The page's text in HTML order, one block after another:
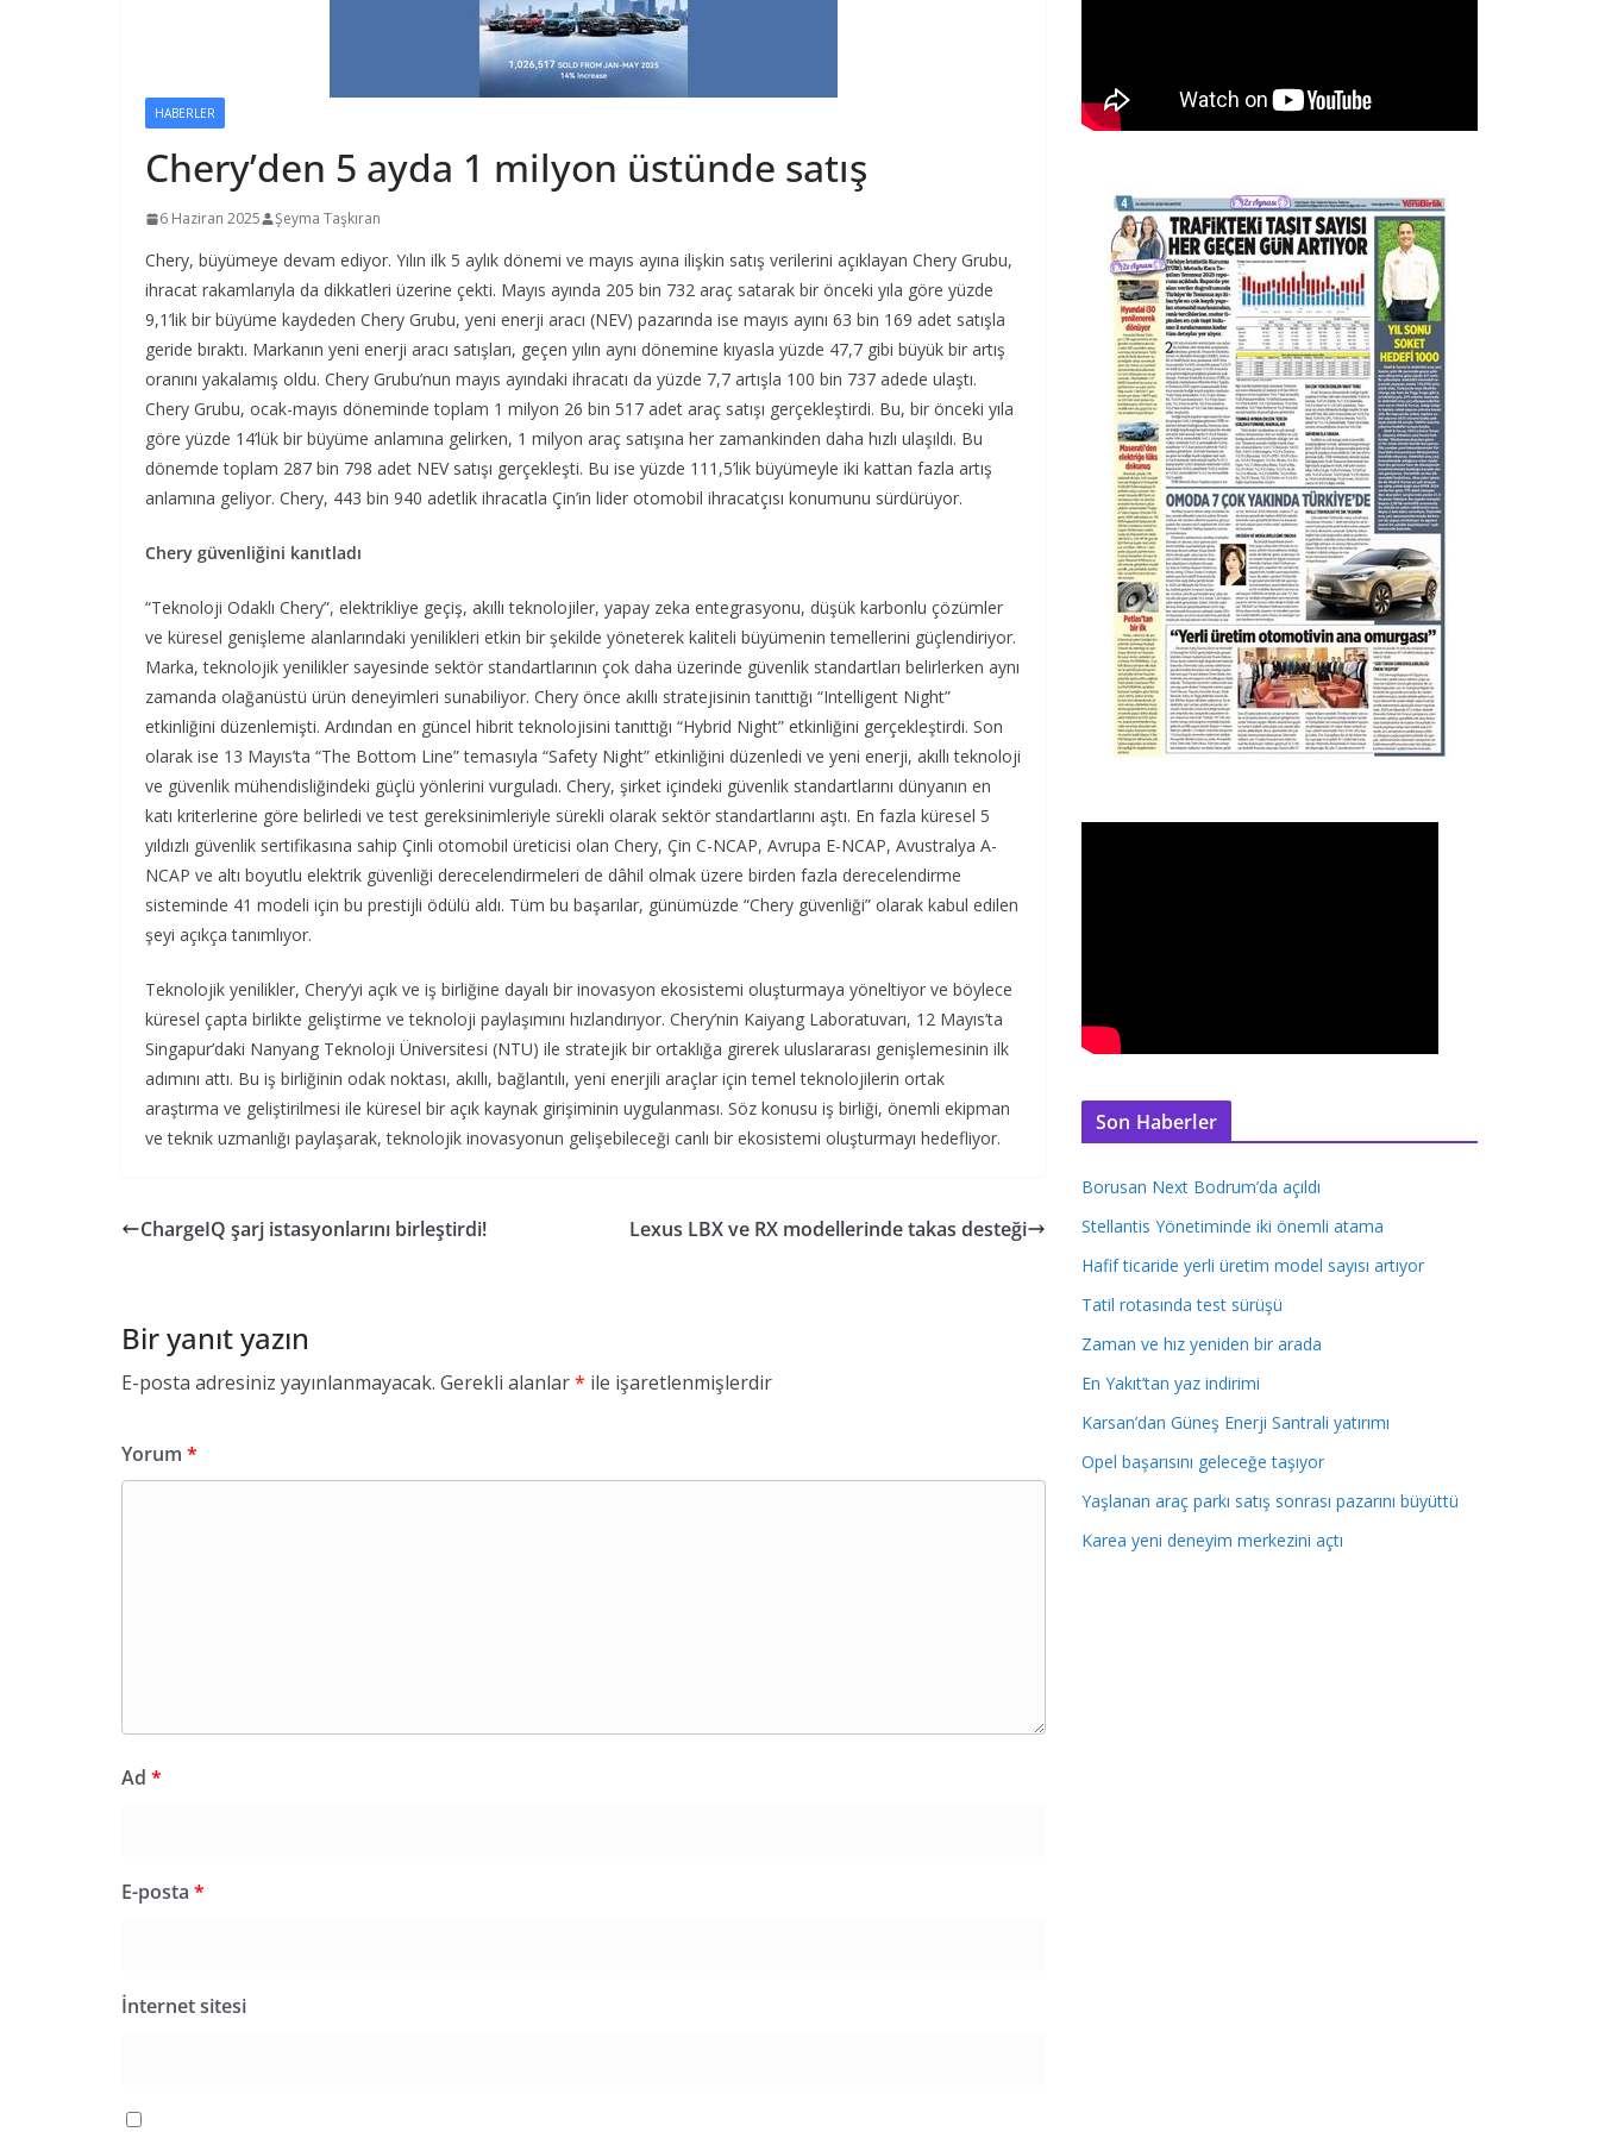
HABERLER
Chery’den 5 ayda 1 milyon üstünde satış
6 Haziran 2025 Şeyma Taşkıran
Chery, büyümeye devam ediyor. Yılın ilk 5 aylık dönemi ve mayıs ayına ilişkin satış verilerini açıklayan Chery Grubu,
ihracat rakamlarıyla da dikkatleri üzerine çekti. Mayıs ayında 205 bin 732 araç satarak bir önceki yıla göre yüzde
9,1’lik bir büyüme kaydeden Chery Grubu, yeni enerji aracı (NEV) pazarında ise mayıs ayını 63 bin 169 adet satışla
geride bıraktı. Markanın yeni enerji aracı satışları, geçen yılın aynı dönemine kıyasla yüzde 47,7 gibi büyük bir artış
oranını yakalamış oldu. Chery Grubu’nun mayıs ayındaki ihracatı da yüzde 7,7 artışla 100 bin 737 adede ulaştı.
Chery Grubu, ocak-mayıs döneminde toplam 1 milyon 26 bin 517 adet araç satışı gerçekleştirdi. Bu, bir önceki yıla
göre yüzde 14’lük bir büyüme anlamına gelirken, 1 milyon araç satışına her zamankinden daha hızlı ulaşıldı. Bu
dönemde toplam 287 bin 798 adet NEV satışı gerçekleşti. Bu ise yüzde 111,5’lik büyümeyle iki kattan fazla artış
anlamına geliyor. Chery, 443 bin 940 adetlik ihracatla Çin’in lider otomobil ihracatçısı konumunu sürdürüyor.
Chery güvenliğini kanıtladı
“Teknoloji Odaklı Chery”, elektrikliye geçiş, akıllı teknolojiler, yapay zeka entegrasyonu, düşük karbonlu çözümler
ve küresel genişleme alanlarındaki yenilikleri etkin bir şekilde yöneterek kaliteli büyümenin temellerini güçlendiriyor.
Marka, teknolojik yenilikler sayesinde sektör standartlarının çok daha üzerinde güvenlik standartları belirlerken aynı
zamanda olağanüstü ürün deneyimleri sunabiliyor. Chery önce akıllı stratejisinin tanıttığı “Intelligent Night”
etkinliğini düzenlemişti. Ardından en güncel hibrit teknolojisini tanıttığı “Hybrid Night” etkinliğini gerçekleştirdi. Son
olarak ise 13 Mayıs’ta “The Bottom Line” temasıyla “Safety Night” etkinliğini düzenledi ve yeni enerji, akıllı teknoloji
ve güvenlik mühendisliğindeki güçlü yönlerini vurguladı. Chery, şirket içindeki güvenlik standartlarını dünyanın en
katı kriterlerine göre belirledi ve test gereksinimleriyle sürekli olarak sektör standartlarını aştı. En fazla küresel 5
yıldızlı güvenlik sertifikasına sahip Çinli otomobil üreticisi olan Chery, Çin C-NCAP, Avrupa E-NCAP, Avustralya A-
NCAP ve altı boyutlu elektrik güvenliği derecelendirmeleri de dâhil olmak üzere birden fazla derecelendirme
sisteminde 41 modeli için bu prestijli ödülü aldı. Tüm bu başarılar, günümüzde “Chery güvenliği” olarak kabul edilen
şeyi açıkça tanımlıyor.
Teknolojik yenilikler, Chery’yi açık ve iş birliğine dayalı bir inovasyon ekosistemi oluşturmaya yöneltiyor ve böylece
küresel çapta birlikte geliştirme ve teknoloji paylaşımını hızlandırıyor. Chery’nin Kaiyang Laboratuvarı, 12 Mayıs’ta
Singapur’daki Nanyang Teknoloji Üniversitesi (NTU) ile stratejik bir ortaklığa girerek uluslararası genişlemesinin ilk
adımını attı. Bu iş birliğinin odak noktası, akıllı, bağlantılı, yeni enerjili araçlar için temel teknolojilerin ortak
araştırma ve geliştirilmesi ile küresel bir açık kaynak girişiminin uygulanması. Söz konusu iş birliği, önemli ekipman
ve teknik uzmanlığı paylaşarak, teknolojik inovasyonun gelişebileceği canlı bir ekosistemi oluşturmayı hedefliyor.
ChargeIQ şarj istasyonlarını birleştirdi! Lexus LBX ve RX modellerinde takas desteği
Bir yanıt yazın
E-posta adresiniz yayınlanmayacak. Gerekli alanlar* ile işaretlenmişlerdir
Yorum *
Ad *
E-posta *
İnternet sitesi
Son Haberler
Borusan Next Bodrum’da açıldı
Stellantis Yönetiminde iki önemli atama
Hafif ticaride yerli üretim model sayısı artıyor
Tatil rotasında test sürüşü
Zaman ve hız yeniden bir arada
En Yakıt’tan yaz indirimi
Karsan’dan Güneş Enerji Santrali yatırımı
Opel başarısını geleceğe taşıyor
Yaşlanan araç parkı satış sonrası pazarını büyüttü
Karea yeni deneyim merkezini açtı